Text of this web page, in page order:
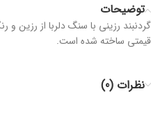
توضیحات
گردنبند رزینی با سنگ دلربا از رزین
قیمتی ساخته شده است.
نظرات (0)